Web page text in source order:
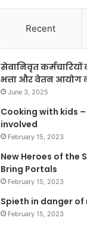
Recent
सेवानिवृत
भत्ता और वेतन आयोग
June 3, 2025
Cooking with kids
involved
February 15, 2023
New Heroes of the
Bring Portals
February 15, 2023
Spieth in danger of
February 15, 2023